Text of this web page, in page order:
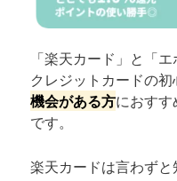
「楽天カード」と「
クレジットカードの
機会がある方におす
です。
楽天カードは言わずと